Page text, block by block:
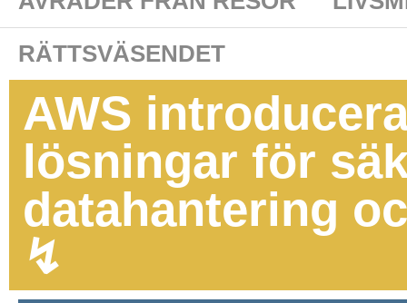
RÄTTSVÄSENDET
AWS
lösningar för
datahantering
↯